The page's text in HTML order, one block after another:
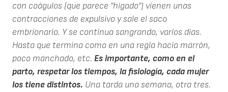
con coágulos (que parece "hígado") vienen unas
contracciones de expulsivo y sale el saco
embrionario. Y se continua sangrando, varios días.
Hasta que termina como en una regla hacia marrón,
poco manchado, etc. Es importante, como en el
parto, respetar los tiempos, la fisiología, cada mujer
los tiene distintos. Una tarda una semana, otra tres.